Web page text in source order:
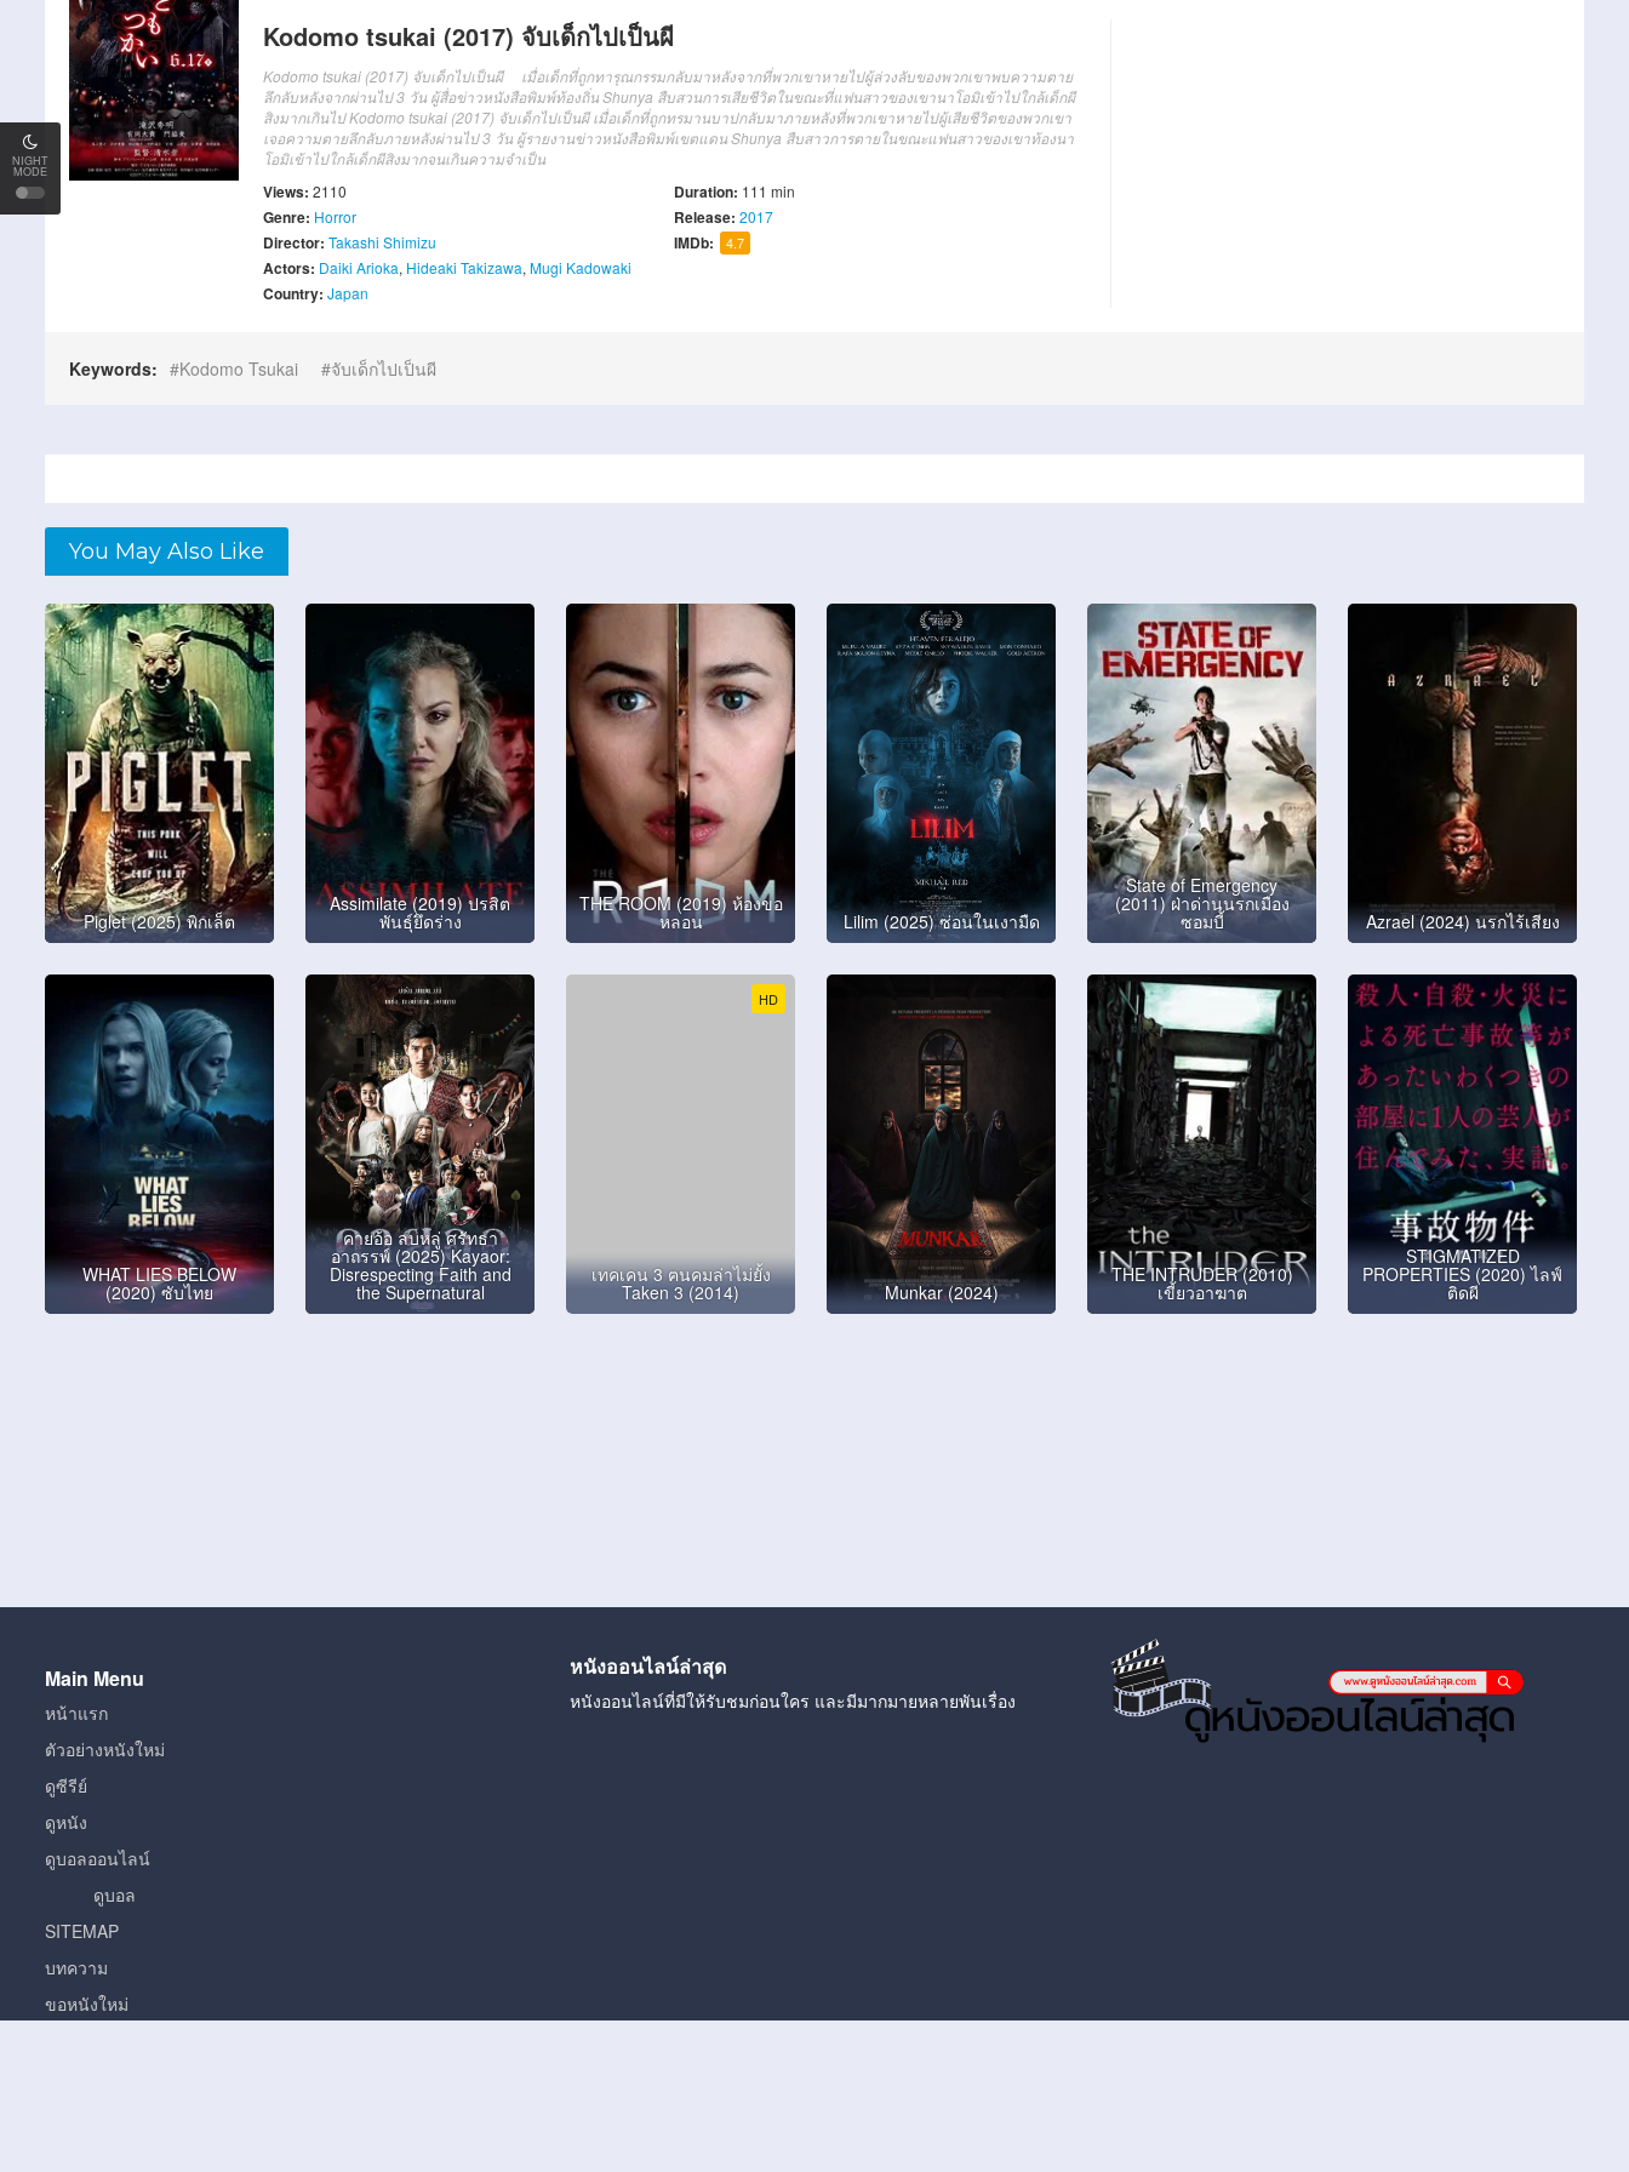
NIGHT
MODE
Kodomo tsukai (2017) จับเด็กไปเป็นผี
Kodomo tsukai (2017) จับเด็กไปเป็นผี เมื่อเด็กที่ถูกทารุณกรรมกลับมาหลังจากที่พวกเขาหายไปผู้ล่วงลับของพวกเขาพบความตาย
ลึกลับหลังจากผ่านไป 3 วัน ผู้สื่อข่าวหนังสือพิมพ์ท้องถิ่น Shunya สืบสวนการเสียชีวิตในขณะที่แฟนสาวของเขานาโอมิเข้าไปใกล้เด็กผี
สิงมากเกินไปKodomo tsukai (2017) จับเด็กไปเป็นผี เมื่อเด็กที่ถูกทรมานบาปกลับมาภายหลังที่พวกเขาหายไปผู้เสียชีวิตของพวกเขา
เจอความตายลึกลับภายหลังผ่านไป 3 วัน ผู้รายงานข่าวหนังสือพิมพ์เขตแดน Shunya สืบสาวการตายในขณะแฟนสาวของเขาท้องนา
โอมิเข้าไปใกล้เด็กผีสิงมากจนเกินความจำเป็น
Views: 2110
Genre: Horror
Director: Takashi Shimizu
Actors: Daiki Arioka, Hideaki Takizawa, Mugi Kadowaki
Country: Japan
Duration: 111 min
Release:2017
IMDb: 4.7
Keywords: Kodomo Tsukai จับเด็กไปเป็นผี
You May Also Like
Piglet (2025) พิกเล็ต
Assimilate (2019) ปรสิต
พันธุ์ยึดร่าง
THE ROOM (2019) ห้องขอ
หลอน Lilim (2025) ซ่อนในเงามืด
State of Emergency
(2011) ฝ่าด่านนรกเมือง
ซอมบี้ Azrael (2024) นรกไร้เสียง
WHAT LIES BELOW
(2020) ซับไทย
คายอ้อ ลบหลู่ ศรัทธา
อาถรรพ์ (2025) Kayaor:
Disrespecting Faith and
the Supernatural
HD
เทคเคน 3 ฅนคมล่าไม่ยั้ง
Taken 3 (2014) Munkar (2024)
THE INTRUDER (2010)
เขี้ยวอาฆาต
STIGMATIZED
PROPERTIES (2020) ไลฟ์
ติดผี
Main Menu
หน้าแรก
ตัวอย่างหนังใหม่
ดูซีรีย์
ดูหนัง
ดูบอลออนไลน์
ดูบอล
SITEMAP
บทความ
ขอหนังใหม่
หนังออนไลน์ล่าสุด
หนังออนไลน์ที่มีให้รับชมก่อนใคร และมีมากมายหลายพันเรื่อง